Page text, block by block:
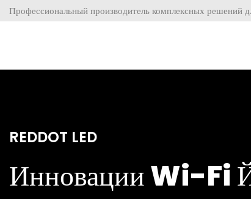
Профессиональный производитель комплексных решений
REDDOT LED
Инновации Wi-Fi